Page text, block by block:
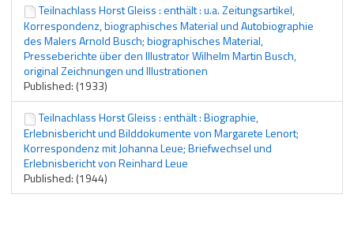
Teilnachlass Horst Gleiss : enthält : u.a. Zeitungsartikel,
Korrespondenz, biographisches Material und Autobiographie
des Malers Arnold Busch; biographisches Material,
Presseberichte über den Illustrator Wilhelm Martin Busch,
original Zeichnungen und Illustrationen
Published: (1933)
Teilnachlass Horst Gleiss : enthält : Biographie,
Erlebnisbericht und Bilddokumente von Margarete Lenort;
Korrespondenz mit Johanna Leue; Briefwechsel und
Erlebnisbericht von Reinhard Leue
Published: (1944)